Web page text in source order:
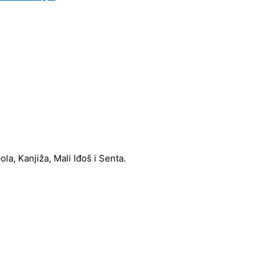
Kanjiža, Mali Iđoš i Senta.